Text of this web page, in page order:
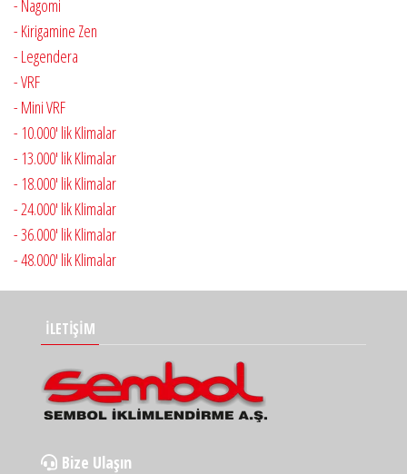
- Nagomi
- Kirigamine Zen
- Legendera
- VRF
- Mini VRF
- 10.000' lik Klimalar
- 13.000' lik Klimalar
- 18.000' lik Klimalar
- 24.000' lik Klimalar
- 36.000' lik Klimalar
- 48.000' lik Klimalar
İLETİŞİM
Bize Ulaşın